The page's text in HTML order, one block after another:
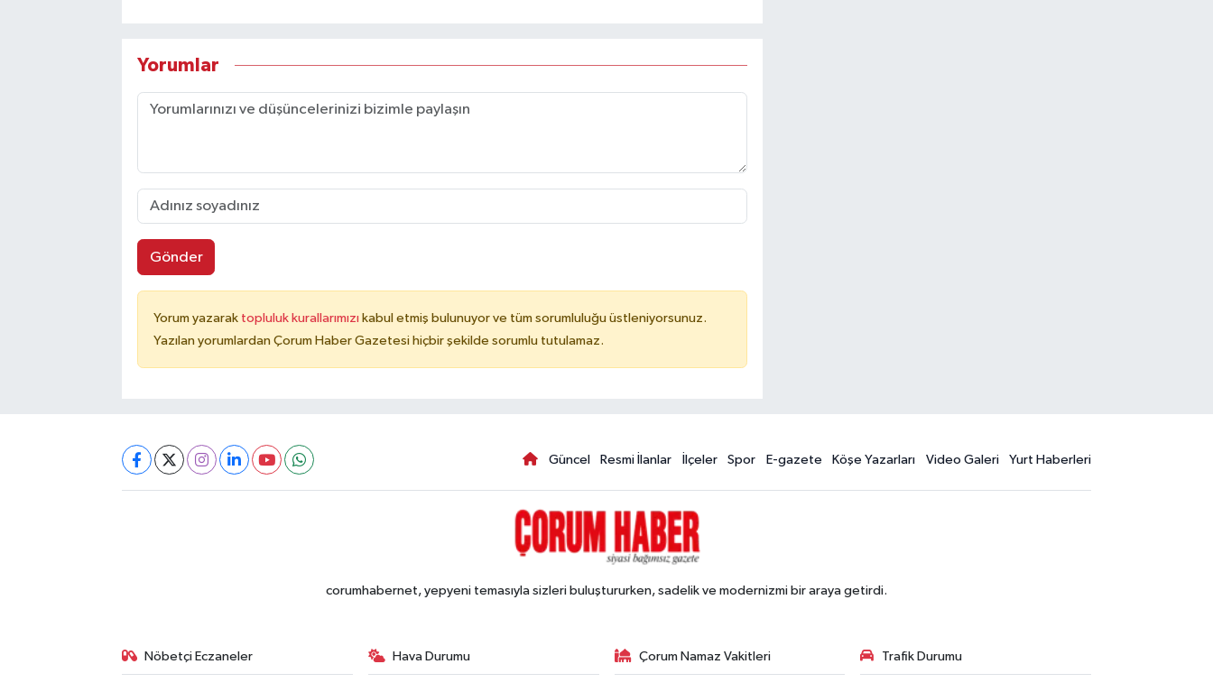
Yorumlar
Gönder
Yorum yazarak topluluk kurallarımızı kabul etmiş bulunuyor ve tüm sorumluluğu üstleniyorsunuz.
Yazılan yorumlardan Çorum Haber Gazetesi hiçbir şekilde sorumlu tutulamaz.
Güncel Resmi İlanlar İlçeler Spor E-gazete Köşe Yazarları Video Galeri Yurt Haberleri
corumhabernet, yepyeni temasıyla sizleri buluştururken, sadelik ve modernizmi bir araya getirdi.
Nöbetçi Eczaneler Hava Durumu Çorum Namaz Vakitleri Trafik Durumu